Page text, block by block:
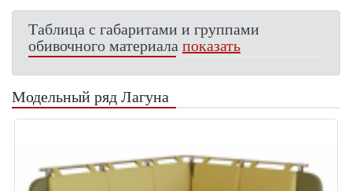
Таблица с габаритами и группами
обивочного материалапоказать
Модельный ряд Лагуна